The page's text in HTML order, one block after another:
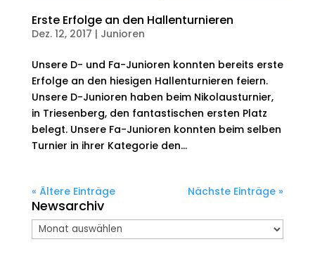
Erste Erfolge an den Hallenturnieren
Dez. 12, 2017 | Junioren
Unsere D- und Fa-Junioren konnten bereits erste
Erfolge an den hiesigen Hallenturnieren feiern.
Unsere D-Junioren haben beim Nikolausturnier,
in Triesenberg, den fantastischen ersten Platz
belegt. Unsere Fa-Junioren konnten beim selben
Turnier in ihrer Kategorie den...
« Ältere Einträge Nächste Einträge »
Newsarchiv
Newsarchiv